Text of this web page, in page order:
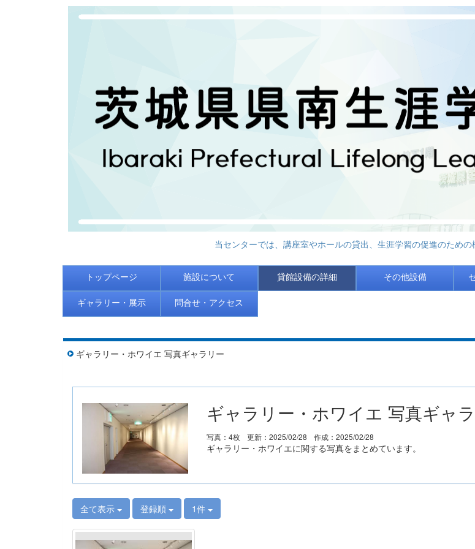
当センターでは、講座室やホールの貸出、生涯学習の促進のための
トップページ 施設について 貸館設備の詳細 その他設備
ギャラリー・展示 問合せ・アクセス
ギャラリー・ホワイエ 写真ギャラリー
ギャラリー・ホワイエ 写真ギャ
写真：4枚 更新：2025/02/28 作成：2025/02/28
ギャラリー・ホワイエに関する写真をまとめています。
全て表示 登録順 1件